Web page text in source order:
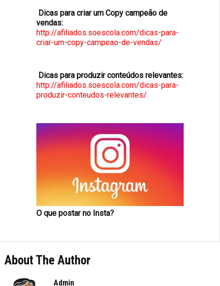
Dicas para criar um Copy campeão de
vendas:
http://afiliados.soescola.com/dicas-para-
criar-um-copy-campeao-de-vendas/
Dicas para produzir conteúdos relevantes:
http://afiliados.soescola.com/dicas-para-
produzir-conteudos-relevantes/
O que postar no Insta?
About The Author
Admin